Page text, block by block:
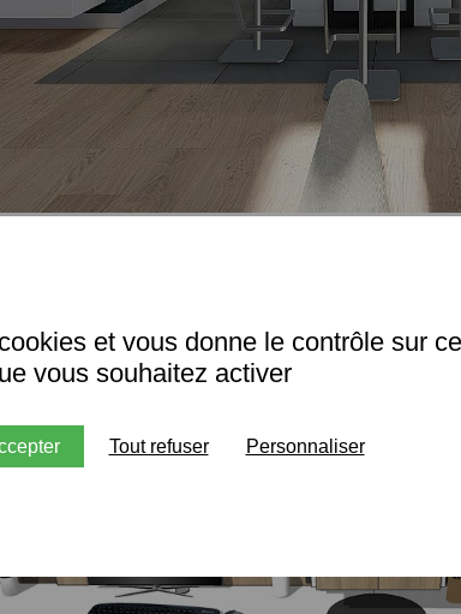
SUR
et vous donne le contrôle sur
vous souhaitez activer
Tout refuser Personnaliser